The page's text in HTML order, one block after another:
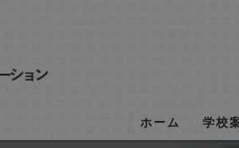
ホーム 学校